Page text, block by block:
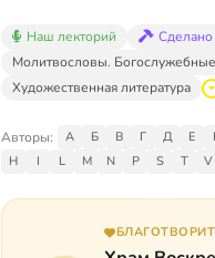
Наш лекторий
Молитвословы. Богослужебные
Художественная литература
Авторы: А Б В Г Д Е
H
I L M N P S T V